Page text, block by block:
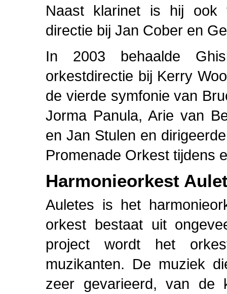
Naast klarinet is hij ook
directie bij Jan Cober en
In 2003 behaalde
orkestdirectie bij Kerry
de vierde symfonie van
Jorma Panula, Arie van
en Jan Stulen en
Promenade Orkest tijdens
Harmonieorkest
Auletes is het
orkest bestaat uit
project wordt het
muzikanten. De muziek
zeer gevarieerd, van de